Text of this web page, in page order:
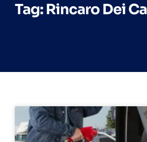
Tag: Rincaro Dei